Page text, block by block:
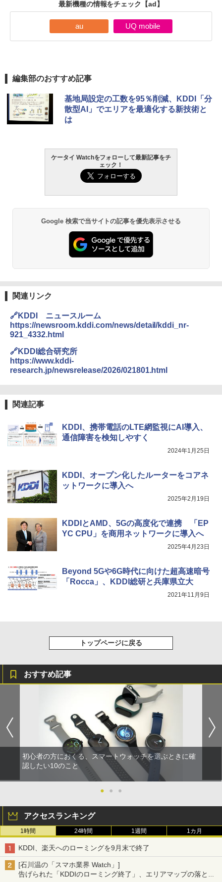
最新機種の情報をチェック 【ad】
au UQ mobile
編集部のおすすめ記事
基地局設定の工数を95％削減、KDDI「分
散型AI」でエリアを最適化する新技術と
は
ケータイ Watchをフォローして最新記事をチ
ェック！
Google 検索で当サイトの記事を優先表示させる
関連リンク
🔗KDDI ニュースルーム
https://newsroom.kddi.com/news/detail/kddi_nr-
921_4332.html
🔗KDDI総合研究所
https://www.kddi-
research.jp/newsrelease/2026/021801.html
関連記事
KDDI、携帯電話のLTE網監視にAI導入、
通信障害を検知しやすく
2024年1月25日
KDDI、オープン化したルーターをコアネ
ットワークに導入へ
2025年2月19日
KDDIとAMD、5Gの高度化で連携 「EP
YC CPU」を商用ネットワークに導入へ
2025年4月23日
Beyond 5Gや6G時代に向けた超高速暗号
「Rocca」、KDDI総研と兵庫県立大
2021年11月9日
トップページに戻る
おすすめ記事
初心者の方におくる、スマートウォッチを選ぶときに確
認したい10のこと
● ● ●
アクセスランキング
1時間 24時間 1週間 1カ月
KDDI、楽天へのローミングを9月末で終了
[石川温の「スマホ業界 Watch」]
告げられた「KDDIのローミング終了」、エリアマップの落とし